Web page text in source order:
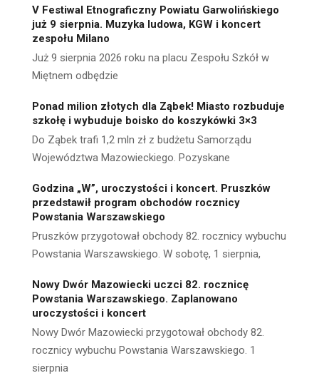
V Festiwal Etnograficzny Powiatu Garwolińskiego
już 9 sierpnia. Muzyka ludowa, KGW i koncert
zespołu Milano
Już 9 sierpnia 2026 roku na placu Zespołu Szkół w
Miętnem odbędzie
Ponad milion złotych dla Ząbek! Miasto rozbuduje
szkołę i wybuduje boisko do koszykówki 3×3
Do Ząbek trafi 1,2 mln zł z budżetu Samorządu
Województwa Mazowieckiego. Pozyskane
Godzina „W”, uroczystości i koncert. Pruszków
przedstawił program obchodów rocznicy
Powstania Warszawskiego
Pruszków przygotował obchody 82. rocznicy wybuchu
Powstania Warszawskiego. W sobotę, 1 sierpnia,
Nowy Dwór Mazowiecki uczci 82. rocznicę
Powstania Warszawskiego. Zaplanowano
uroczystości i koncert
Nowy Dwór Mazowiecki przygotował obchody 82.
rocznicy wybuchu Powstania Warszawskiego. 1
sierpnia